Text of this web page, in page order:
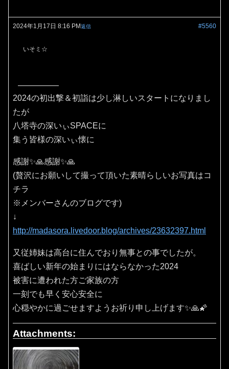
2024年1月17日 8:16 PM #5560
返信
いそミ☆
2024の初出撃＆初詣は少し淋しいスタートになりまし
たが
八塔寺の深いぃSPACEに
集う皆様の深いぃ懐に
感謝✨🙏感謝✨🙏
(贅沢にお願いして撮って頂いた素晴らしいお写真はコ
チラ
※メンバーさんのブログです)
↓
http://madasora.livedoor.blog/archives/23632397.html
又従姉妹は高台に住んでおり無事との事でしたが。
喜ばしい新年の始まりにはならなかった2024
被害に遭われた方ご家族の方
一刻でも早く安心安全に
心穏やかに過ごせますようお祈り申し上げます✨🙏🌠
Attachments: